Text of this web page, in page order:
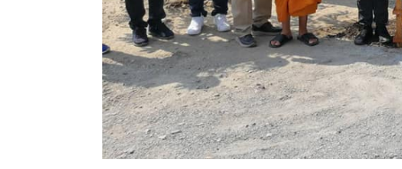
แบบฟอร์มบริหารงานบุคคล
รายงานตรวจสอบภายใน
รายงานเครื่องจักรกล อบจ.